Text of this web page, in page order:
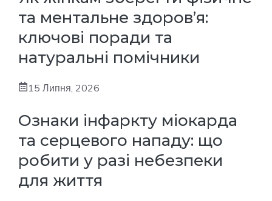
та ментальне здоров’я:
ключові поради та
натуральні помічники
15 Липня, 2026
Ознаки інфаркту міокарда
та серцевого нападу: що
робити у разі небезпеки
для життя